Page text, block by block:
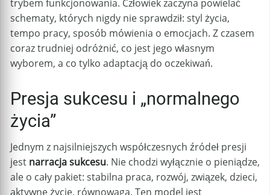
trybem funkcjonowania. Człowiek zaczyna powielać
schematy, których nigdy nie sprawdził: styl życia,
tempo pracy, sposób mówienia o emocjach. Z czasem
coraz trudniej odróżnić, co jest jego własnym
wyborem, a co tylko adaptacją do oczekiwań.
Presja sukcesu i „normalnego
życia”
Jednym z najsilniejszych współczesnych źródeł presji
jest narracja sukcesu. Nie chodzi wyłącznie o pieniądze,
ale o cały pakiet: stabilna praca, rozwój, związek, dzieci,
aktywne życie, równowaga. Ten model jest